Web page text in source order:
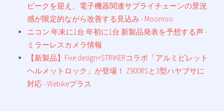
ピークを迎え、電子機器関連サプライチェーンの景況
感が限定的ながら改善する見込み - Moomoo
ニコン 年末に1台 年初に1台 新製品発表を予想する声 -
ミラーレスカメラ情報
【新製品】Fixe design×STRIKERコラボ「アルミビレット
ヘルメットロック」が登場！ Z900RSと3型ハヤブサに
対応 - Webikeプラス